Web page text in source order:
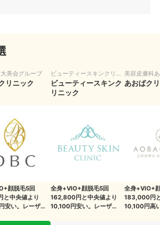
ることも
が減る
る場合が多い
性がある
る
いので後悔することも
や期間はどれくらい？
美会グループ
リニック
顔脱毛5回
と中央値より
安い。レーザー
ビューティースキンクリニ
ック
ビューティースキンク
リニック
全身+VIO+顔脱毛5回
162,800円と中央値より
10,100円安い。レーザーの
美容皮膚科
ク
あおばク
全身+VIO+
183,000円
10,100円高